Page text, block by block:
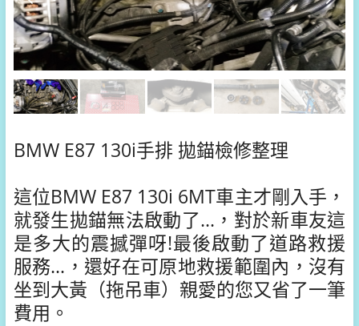
BMW E87 130i手排 拋錨檢修整理
這位BMW E87 130i 6MT車主才剛入手，
就發生拋錨無法啟動了...，對於新車友這
是多大的震撼彈呀!最後啟動了道路救援
服務...，還好在可原地救援範圍內，沒有
坐到大黃（拖吊車）親愛的您又省了一筆
費用。